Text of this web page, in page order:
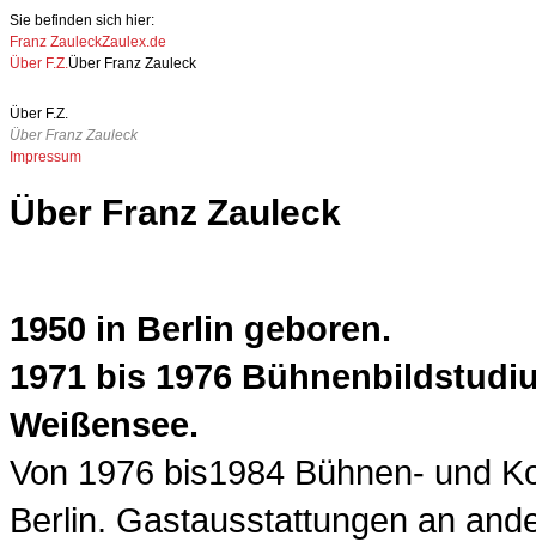
Jump to Navigation
Sie befinden sich hier:
Franz ZauleckZaulex.de
Über F.Z.Über Franz Zauleck
Über F.Z.
Über Franz Zauleck
Impressum
Über Franz Zauleck
1950 in Berlin geboren.
1971 bis 1976
Weißensee.
Von 1976 bis1984 Bühnen- und
Berlin. Gastausstattungen an